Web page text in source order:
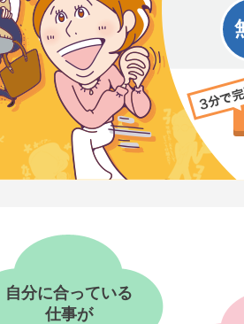
自分に合っている
仕事が